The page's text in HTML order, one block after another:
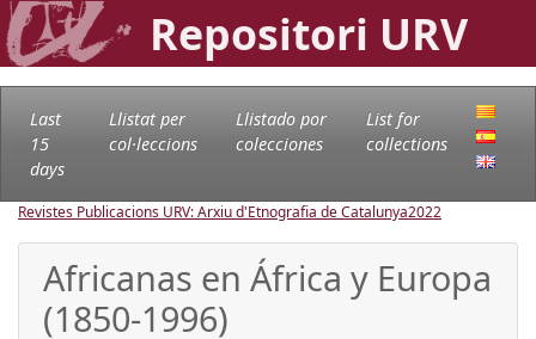
Repositori URV
Last
15
days
Llistat per
col·leccions
Llistado por
colecciones
List for
collections
Revistes Publicacions URV: Arxiu d'Etnografia de Catalunya2022
Africanas en África y Europa
(1850-1996)